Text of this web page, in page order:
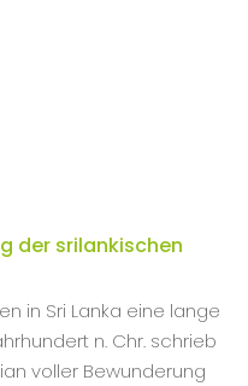
der srilankischen
in Sri Lanka eine lange
n. Chr. schrieb
voller Bewunderung